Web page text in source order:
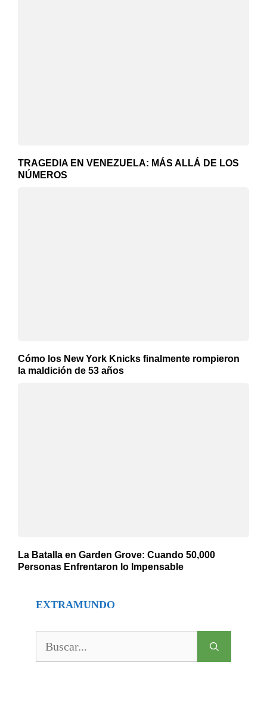
TRAGEDIA EN VENEZUELA: MÁS ALLÁ DE LOS
NÚMEROS
Cómo los New York Knicks finalmente rompieron
la maldición de 53 años
La Batalla en Garden Grove: Cuando 50,000
Personas Enfrentaron lo Impensable
EXTRAMUNDO